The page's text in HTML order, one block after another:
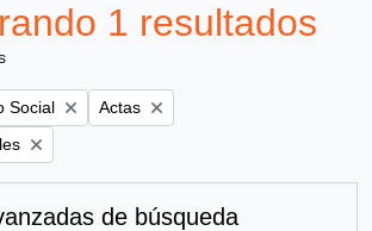
1 resultados
Social Remove filter:
Actas
de búsqueda